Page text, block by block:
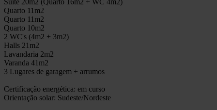
Quarto 11m2
Quarto 11m2
Quarto 10m2
2 WC's (4m2 + 3m2)
Halls 21m2
Lavandaria 2m2
Varanda 41m2
3 Lugares de garagem + arrumos
Certificação energética: em curso
Orientação solar: Sudeste/Nordeste